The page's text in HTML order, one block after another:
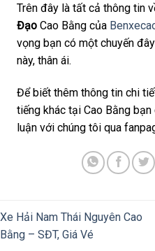
Trên đây là tất cả thông tin
Đạo Cao Bằng của
vọng bạn có một chuyến
này, thân ái.
Để biết thêm thông tin chi
tiếng khác tại Cao Bằng
luận với chúng tôi qua
Xe Hải Nam Thái Nguyên Cao
Bằng – SĐT, Giá Vé